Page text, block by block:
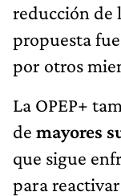
reducción de
propuesta
por otros
La OPEP+
de mayores
que sigue
para